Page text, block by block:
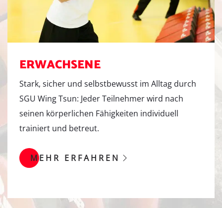
ERWACHSENE
Stark, sicher und selbstbewusst im Alltag durch
SGU Wing Tsun: Jeder Teilnehmer wird nach
seinen körperlichen Fähigkeiten individuell
trainiert und betreut.
MEHR ERFAHREN